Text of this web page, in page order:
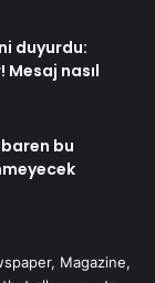
duyurdu:
Mesaj nasıl
bu
Magazine,